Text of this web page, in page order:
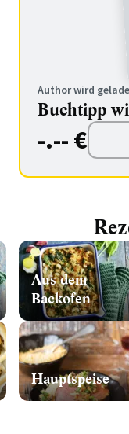
Author wird
Buchtipp
-.-- €
Aus dem
Backofen
Hauptspeise